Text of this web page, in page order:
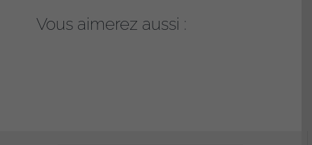
Vous aimerez aussi :